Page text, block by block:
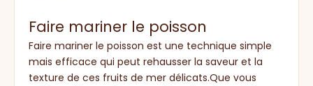
Faire mariner le poisson
Faire mariner le poisson est une technique simple
mais efficace qui peut rehausser la saveur et la
texture de ces fruits de mer délicats.Que vous